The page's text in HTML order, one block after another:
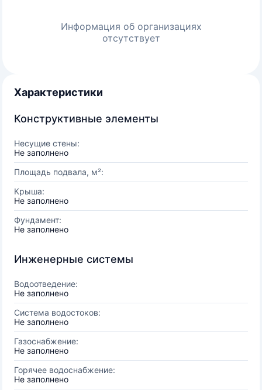
Информация об организациях
отсутствует
Характеристики
Конструктивные элементы
Несущие стены:
Не заполнено
Площадь подвала, м²:
Крыша:
Не заполнено
Фундамент:
Не заполнено
Инженерные системы
Водоотведение:
Не заполнено
Система водостоков:
Не заполнено
Газоснабжение:
Не заполнено
Горячее водоснабжение:
Не заполнено